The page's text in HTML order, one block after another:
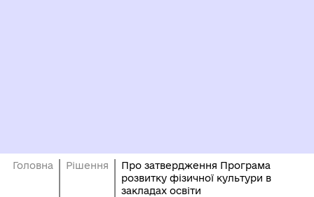
Головна Рішення
Про затвердження Програма
розвитку фізичної культури в
закладах освіти